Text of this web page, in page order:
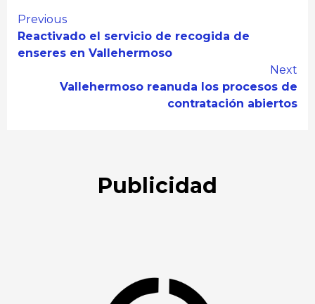
Continue
Reading
Previous
Reactivado el servicio de recogida de
enseres en Vallehermoso
Next
Vallehermoso reanuda los procesos de
contratación abiertos
Publicidad